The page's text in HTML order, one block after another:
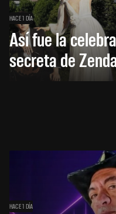
HACE 1 DÍA
Así fue la
secreta de
HACE 1 DÍA